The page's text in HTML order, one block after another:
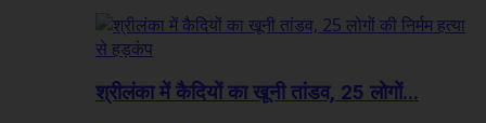
श्रीलंका में कैदियों का खूनी तांडव, 25 लोगों...